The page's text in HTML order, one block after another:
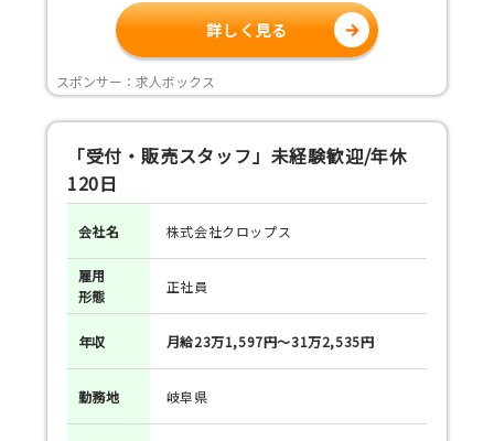
詳しく見る
スポンサー：求人ボックス
「受付・販売スタッフ」未経験歓迎/年休
120日
会社名 株式会社クロップス
雇用
形態
正社員
年収 月給23万1,597円～31万2,535円
勤務地 岐阜県